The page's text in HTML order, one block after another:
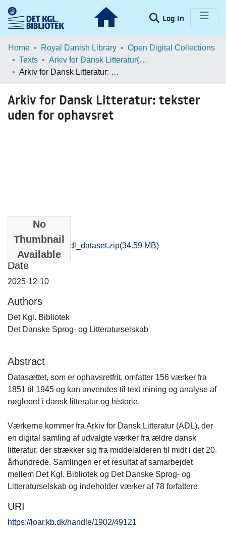
Log In (current)
Communities & Collections
Home Royal Danish Library
Open Digital Collections
Texts
Arkiv for Dansk Litteratur(ADL)
Arkiv for Dansk Litteratur: tekster uden for ophavsret
Arkiv for Dansk Litteratur: tekster
uden for ophavsret
No
Thumbnail
Available
public_domain_adl_dataset.zip(34.59 MB)
Date
2025-12-10
Authors
Det Kgl. Bibliotek
Det Danske Sprog- og Litteraturselskab
Abstract
Datasættet, som er ophavsretfrit, omfatter 156 værker fra
1851 til 1945 og kan anvendes til text mining og analyse af
nøgleord i dansk litteratur og historie.
Værkerne kommer fra Arkiv for Dansk Litteratur (ADL), der
en digital samling af udvalgte værker fra ældre dansk
litteratur, der strækker sig fra middelalderen til midt i det 20.
århundrede. Samlingen er et resultat af samarbejdet
mellem Det Kgl. Bibliotek og Det Danske Sprog- og
Litteraturselskab og indeholder værker af 78 forfattere.
URI
https://loar.kb.dk/handle/1902/49121